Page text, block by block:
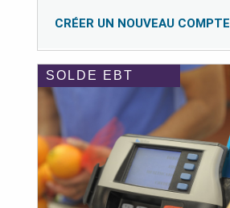
CRÉER UN NOUVEAU COMPTE
SOLDE EBT